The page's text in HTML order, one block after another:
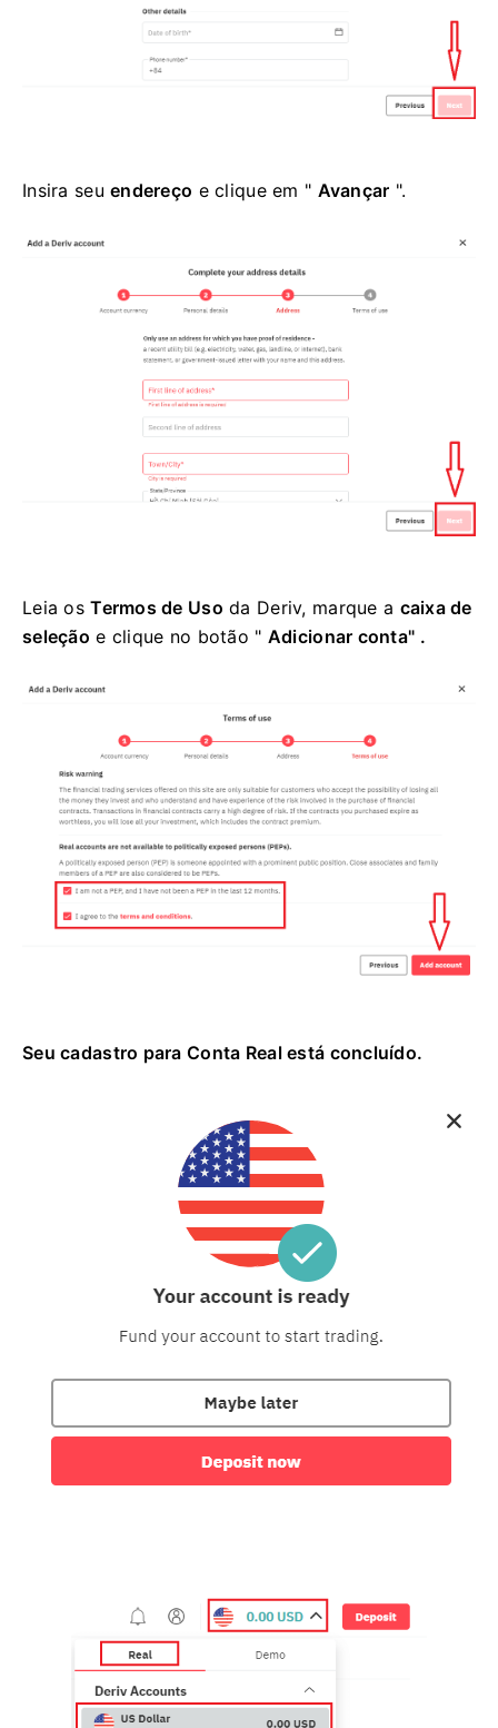
Insira seuendereço e clique em " Avançar ".
Leia osTermos de Uso da Deriv, marque a caixa de
seleção e clique no botão " Adicionar conta" .
Seu cadastro para Conta Real está concluído.